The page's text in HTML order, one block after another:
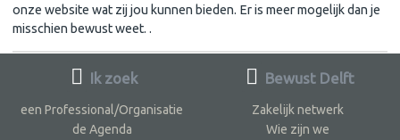
onze website wat zij jou kunnen bieden. Er is meer mogelijk dan je
misschien bewust weet. .
Ik zoek
een Professional/Organisatie
de Agenda
Bewust Delft
Zakelijk netwerk
Wie zijn we